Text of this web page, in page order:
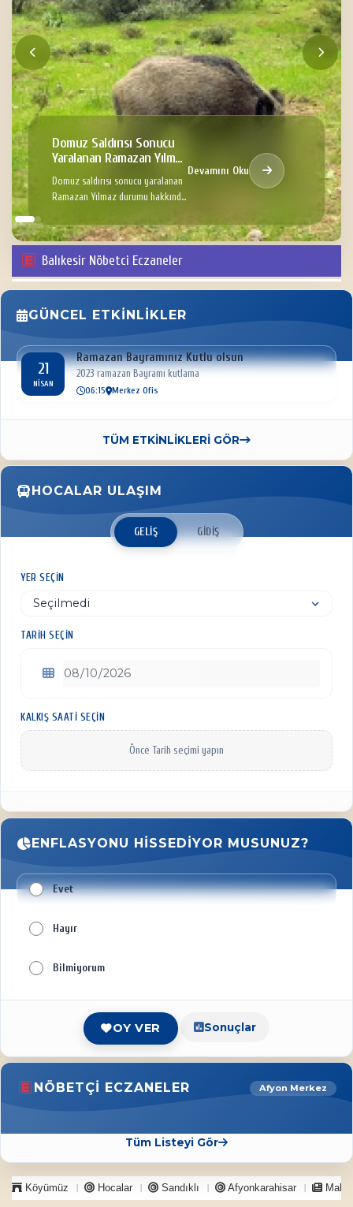
Domuz Saldırısı Sonucu
Yaralanan Ramazan Yılmaz
Hakkında
Domuz saldırısı sonucu yaralanan
Ramazan Yılmaz durumu hakkında
Devamını Oku
Balıkesir Nöbetci Eczaneler
GÜNCEL ETKINLIKLER
21
NISAN
Ramazan Bayramınız Kutlu olsun
2023 ramazan Bayramı kutlama
06:15 Merkez Ofis
TÜM ETKİNLİKLERİ GÖR
HOCALAR ULAŞIM
GELIŞ GIDIŞ
YER SEÇIN
TARIH SEÇIN
KALKIŞ SAATI SEÇIN
Önce Tarih seçimi yapın
ENFLASYONU HISSEDIYOR MUSUNUZ?
Evet
Hayır
Bilmiyorum
OY VER Sonuçlar
NÖBETÇI ECZANELER Afyon Merkez
Tüm Listeyi Gör
Köyümüz Hocalar Sandıklı Afyonkarahisar